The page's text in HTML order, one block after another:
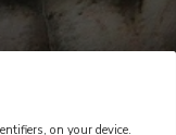
on your device.